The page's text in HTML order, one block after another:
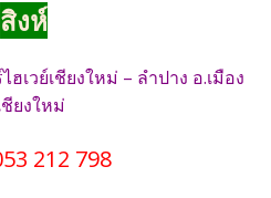
สิงห์
เวย์เชียงใหม่ – ลำปาง อ.เมือง
ชียงใหม่
212 798